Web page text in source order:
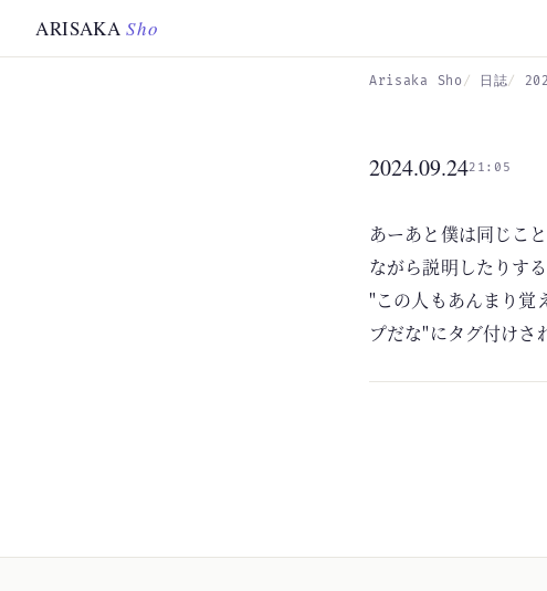
ARISAKASho
Arisaka Sho 日誌
2024.09.2421:05
あーあと僕は同じこ
ながら説明したりする
"この人もあんまり覚
プだな"にタグ付けさ